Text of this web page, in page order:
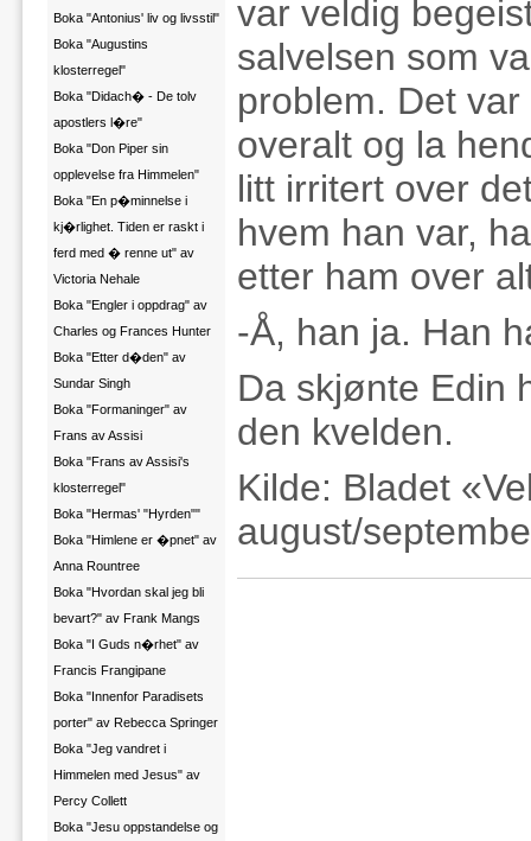
Boka "Antonius' liv og livsstil"
Boka "Augustins
klosterregel"
Boka "Didach� - De tolv
apostlers l�re"
Boka "Don Piper sin
opplevelse fra Himmelen"
Boka "En p�minnelse i
kj�rlighet. Tiden er raskt i
ferd med � renne ut" av
Victoria Nehale
Boka "Engler i oppdrag" av
Charles og Frances Hunter
Boka "Etter d�den" av
Sundar Singh
Boka "Formaninger" av
Frans av Assisi
Boka "Frans av Assisi's
klosterregel"
Boka "Hermas' "Hyrden""
Boka "Himlene er �pnet" av
Anna Rountree
Boka "Hvordan skal jeg bli
bevart?" av Frank Mangs
Boka "I Guds n�rhet" av
Francis Frangipane
Boka "Innenfor Paradisets
porter" av Rebecca Springer
Boka "Jeg vandret i
Himmelen med Jesus" av
Percy Collett
Boka "Jesu oppstandelse og
var veldig
salvelsen som
problem. Det
overalt og la
litt irritert over
hvem han var,
etter ham over
-Å, han ja. Han
Da skjønte Edin
den kvelden.
Kilde: Bladet
august/